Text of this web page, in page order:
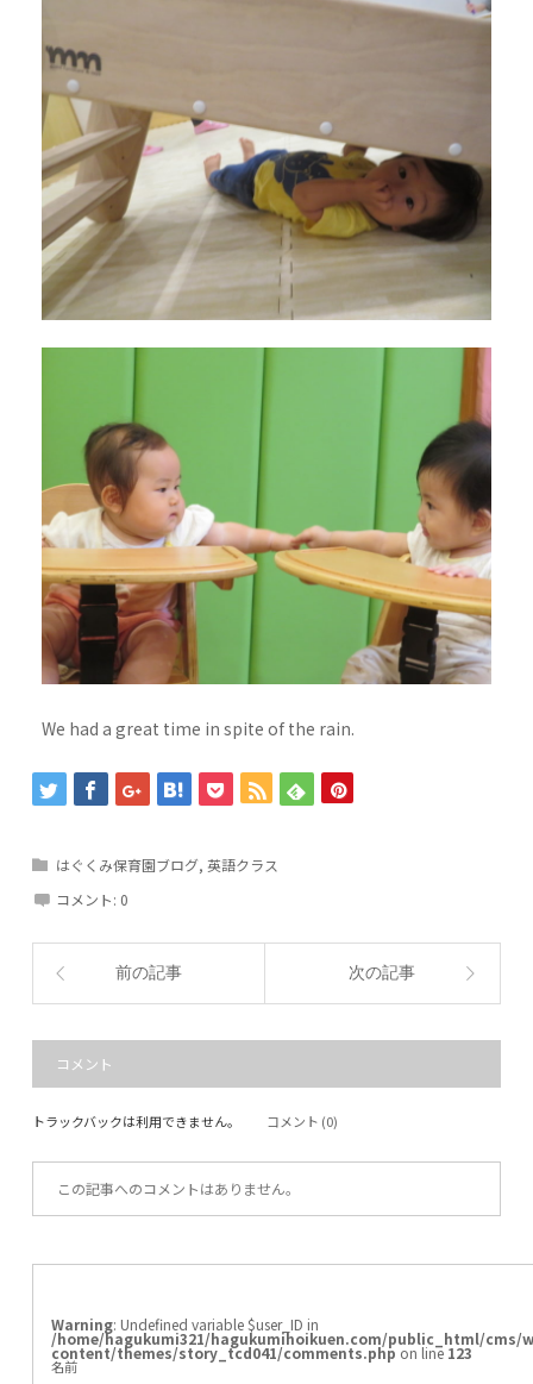
We had a great time in spite of the rain.
はぐくみ保育園ブログ, 英語クラス
コメント: 0
前の記事 次の記事
コメント
トラックバックは利用できません。 コメント (0)
この記事へのコメントはありません。
Warning : Undefined variable $user_ID in
/home/hagukumi321/hagukumihoikuen.com/public_html/cms/
content/themes/story_tcd041/comments.php on line 123
名前